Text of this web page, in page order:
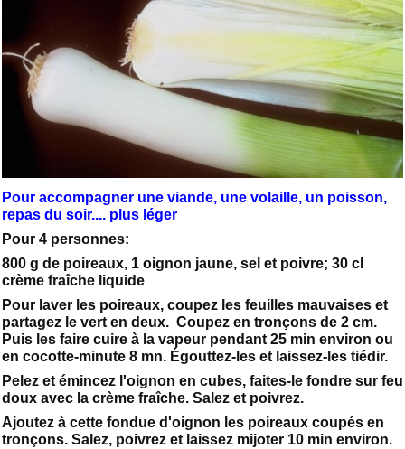
Pour accompagner une viande, une volaille, un poisson,
repas du soir.... plus léger
Pour 4 personnes:
800 g de poireaux, 1 oignon jaune, sel et poivre; 30 cl
crème fraîche liquide
Pour laver les poireaux, coupez les feuilles mauvaises et
partagez le vert en deux. Coupez en tronçons de 2 cm.
Puis les faire cuire à la vapeur pendant 25 min environ ou
en cocotte-minute 8 mn. Égouttez-les et laissez-les tiédir.
Pelez et émincez l'oignon en cubes, faites-le fondre sur feu
doux avec la crème fraîche. Salez et poivrez.
Ajoutez à cette fondue d'oignon les poireaux coupés en
tronçons. Salez, poivrez et laissez mijoter 10 min environ.